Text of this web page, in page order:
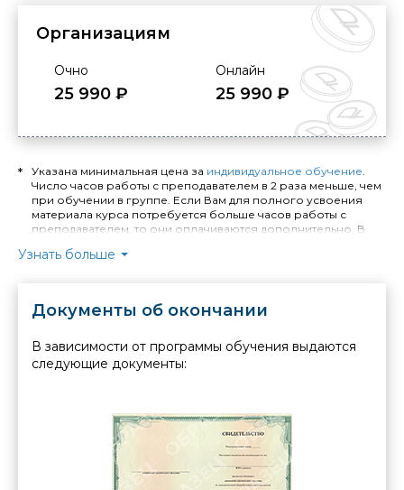
Организациям
Очно
25 990 ₽
Онлайн
25 990 ₽
Указана минимальная цена за индивидуальное обучение.
Число часов работы с преподавателем в 2 раза меньше, чем
при обучении в группе. Если Вам для полного усвоения
материала курса потребуется больше часов работы с
преподавателем, то они оплачиваются дополнительно. В
стоимости обучения и количества необходимых часов
академических часа. Стоимость обучения в Москве
обучении устанавливается надбавка: +40% от стоимости
заказанных часов при выезде в пределах МКАД, +40% от
стоимости заказанных часов и + 1% от стоимости заказанных
пределы Московской области рассчитывается
индивидуально менеджерами по работе с корпоративными
Для юридических лиц (организаций) указана цена,
действующая при полной предоплате.
Узнать больше
Документы об окончании
В зависимости от программы обучения выдаются
следующие документы: